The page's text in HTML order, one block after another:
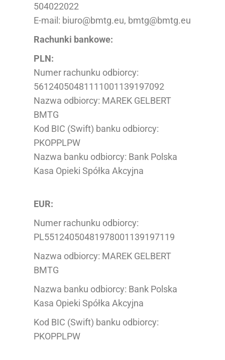
504022022
E-mail: biuro@bmtg.eu, bmtg@bmtg.eu
Rachunki bankowe:
PLN:
Numer rachunku odbiorcy:
56124050481111001139197092
Nazwa odbiorcy: MAREK GELBERT
BMTG
Kod BIC (Swift) banku odbiorcy:
PKOPPLPW
Nazwa banku odbiorcy: Bank Polska
Kasa Opieki Spółka Akcyjna
EUR:
Numer rachunku odbiorcy:
PL55124050481978001139197119
Nazwa odbiorcy: MAREK GELBERT
BMTG
Nazwa banku odbiorcy: Bank Polska
Kasa Opieki Spółka Akcyjna
Kod BIC (Swift) banku odbiorcy:
PKOPPLPW